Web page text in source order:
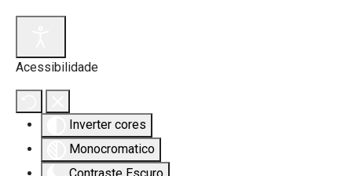
Acessibilidade
Inverter cores
Monocromatico
Contraste Escuro